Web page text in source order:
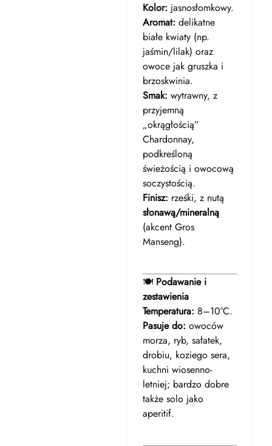
Kolor: jasnosłomkowy.
Aromat: delikatne
białe kwiaty (np.
jaśmin/lilak) oraz
owoce jak gruszka i
brzoskwinia.
Smak: wytrawny, z
przyjemną
„okrągłością”
Chardonnay,
podkreśloną
świeżością i owocową
soczystością.
Finisz: rześki, z nutą
słonawą/mineralną
(akcent Gros
Manseng).
🍽️ Podawanie i
zestawienia
Temperatura: 8–10°C.
Pasuje do: owoców
morza, ryb, sałatek,
drobiu, koziego sera,
kuchni wiosenno-
letniej; bardzo dobre
także solo jako
aperitif.